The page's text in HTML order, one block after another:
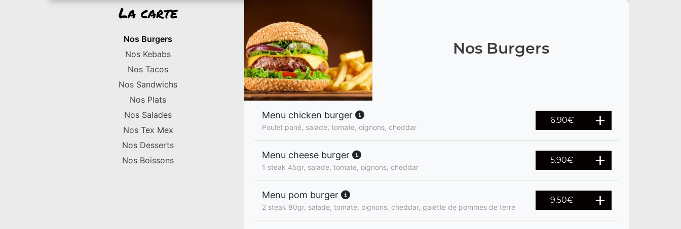
La carte
Nos Burgers
Nos Kebabs
Nos Tacos
Nos Sandwichs
Nos Plats
Nos Salades
Nos Tex Mex
Nos Desserts
Nos Boissons
Nos Burgers
Menu chicken burger
Poulet pané, salade, tomate, oignons, cheddar
6.90€
Menu cheese burger
1 steak 45gr, salade, tomate, oignons, cheddar
5.90€
Menu pom burger
2 steak 80gr, salade, tomate, oignons, cheddar, galette de pommes de terre
9.50€